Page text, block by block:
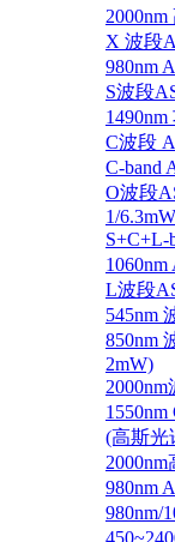
X 波段
980nm
S波段
1490nm
C波段
C-band
O波段
1/6.3mW
S+C+L-
L波段
545nm
850nm
2mW)
(高斯光
980nm
980nm/